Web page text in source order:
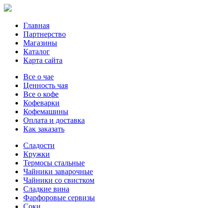
Главная
Партнерство
Магазины
Каталог
Карта сайта
Все о чае
Ценность чая
Все о кофе
Кофеварки
Кофемашины
Оплата и доставка
Как заказать
Сладости
Кружки
Термосы стальные
Чайники заварочные
Чайники со свистком
Сладкие вина
Фарфоровые сервизы
Соки